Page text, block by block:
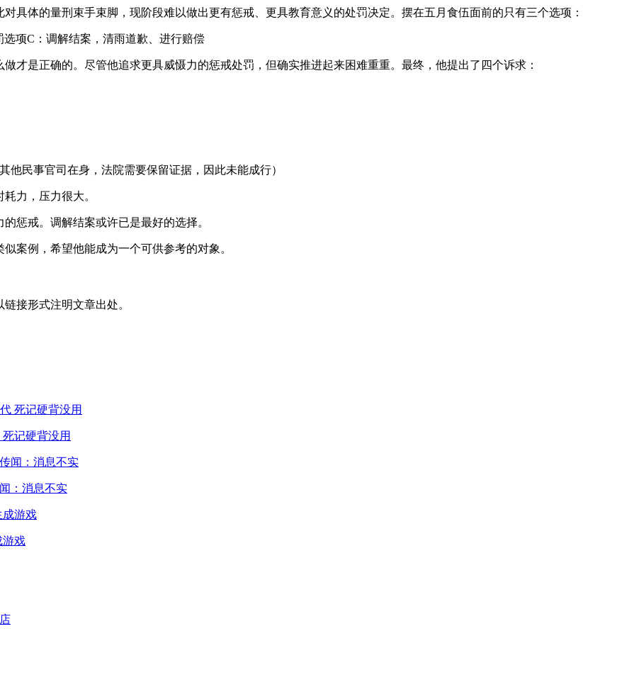
具体的量刑束手束脚，现阶段难以做出更有惩戒、更具教育意义的处罚决定。摆在五月食伍面前的只有三个选项：
项C：调解结案，清雨道歉、进行赔偿
才是正确的。尽管他追求更具威慑力的惩戒处罚，但确实推进起来困难重重。最终，他提出了四个诉求：
民事官司在身，法院需要保留证据，因此未能成行）
力，压力很大。
惩戒。调解结案或许已是最好的选择。
案例，希望他能成为一个可供参考的对象。
接形式注明文章出处。
记硬背没用
：消息不实
游戏